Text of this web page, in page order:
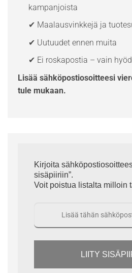
kampanjoista
✔ Maalausvinkkejä ja
✔ Uutuudet ennen muita
✔ Ei roskapostia – vain
Lisää sähköpostiosoitteesi
tule mukaan.
Kirjoita
sisäpiiriin”.
Voit poistua listalta milloin
LIITY